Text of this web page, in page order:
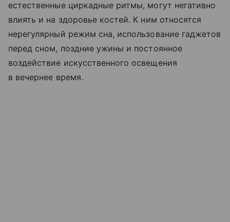
естественные циркадные ритмы, могут негативно
влиять и на здоровье костей. К ним относятся
нерегулярный режим сна, использование гаджетов
перед сном, поздние ужины и постоянное
воздействие искусственного освещения
в вечернее время.